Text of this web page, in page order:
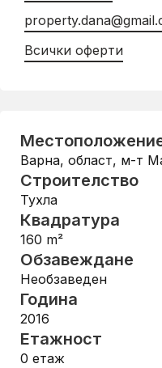
Всички оферти
Варна, област, м-т
Строителство
Тухла
Квадратура
160 m²
Обзавеждане
Необзаведен
Година
2016
Етажност
0 етаж